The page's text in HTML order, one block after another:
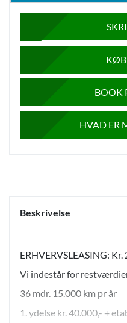
BOOK
HVAD ER
Beskrivelse
ERHVERVSLEASING: Kr.
Vi indestår for
36 mdr. 15.000 km pr år
1. ydelse kr. 40.000,- +